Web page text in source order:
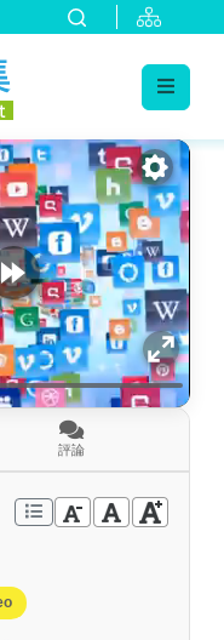
評論